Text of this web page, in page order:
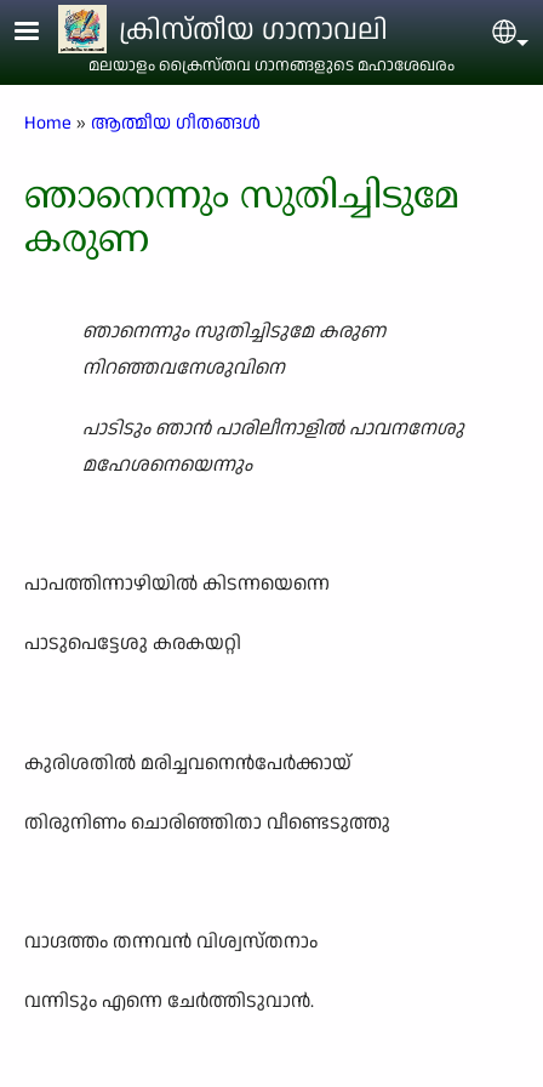
Skip to main contentക്രിസ്തീയ ഗാനാവലി
മലയാളം ക്രൈസ്തവ ഗാനങ്ങളുടെ മഹാശേഖരം
Breadcrumb
Home ആത്മീയ ഗീതങ്ങൾ
ഞാനെന്നും സുതിച്ചിടുമേ
കരുണ
ഞാനെന്നും സുതിച്ചിടുമേ കരുണ
നിറഞ്ഞവനേശുവിനെ
പാടിടും ഞാൻ പാരിലീനാളിൽ പാവനനേശു
മഹേശനെയെന്നും
പാപത്തിന്നാഴിയിൽ കിടന്നയെന്നെ
പാടുപെട്ടേശു കരകയറ്റി
കുരിശതിൽ മരിച്ചവനെൻപേർക്കായ്
തിരുനിണം ചൊരിഞ്ഞിതാ വീണ്ടെടുത്തു
വാഗ്ദത്തം തന്നവൻ വിശ്വസ്തനാം
വന്നിടും എന്നെ ചേർത്തിടുവാൻ.